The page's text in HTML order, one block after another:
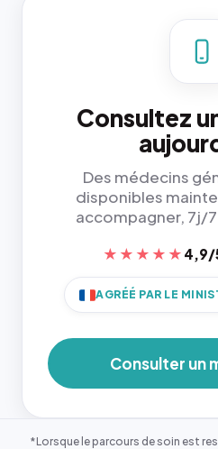
Consultez
Des médecins
disponibles
accompagner, 7j/
★★★★★ 4,9/
AGRÉÉ PAR LE
Consulter un
*Lorsque le parcours de soin est